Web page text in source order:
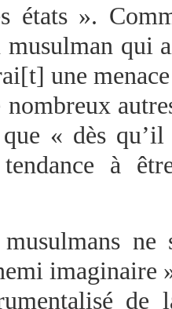
états ».
musulman qui
une
« dès
à
imaginaire
de